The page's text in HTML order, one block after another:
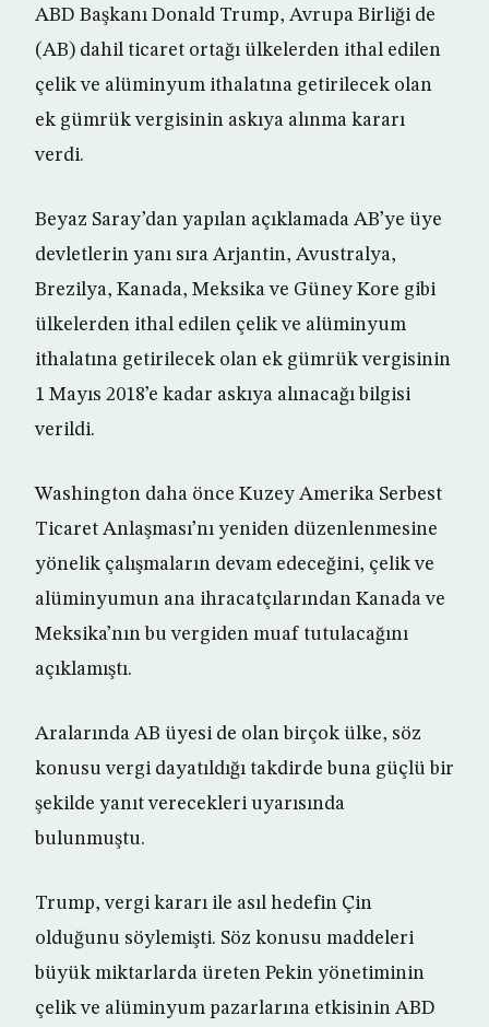
ABD Başkanı Donald Trump, Avrupa Birliği de
(AB) dahil ticaret ortağı ülkelerden ithal edilen
çelik ve alüminyum ithalatına getirilecek olan
ek gümrük vergisinin askıya alınma kararı
verdi.
Beyaz Saray’dan yapılan açıklamada AB’ye üye
devletlerin yanı sıra Arjantin, Avustralya,
Brezilya, Kanada, Meksika ve Güney Kore gibi
ülkelerden ithal edilen çelik ve alüminyum
ithalatına getirilecek olan ek gümrük vergisinin
1 Mayıs 2018’e kadar askıya alınacağı bilgisi
verildi.
Washington daha önce Kuzey Amerika Serbest
Ticaret Anlaşması’nı yeniden düzenlenmesine
yönelik çalışmaların devam edeceğini, çelik ve
alüminyumun ana ihracatçılarından Kanada ve
Meksika’nın bu vergiden muaf tutulacağını
açıklamıştı.
Aralarında AB üyesi de olan birçok ülke, söz
konusu vergi dayatıldığı takdirde buna güçlü bir
şekilde yanıt verecekleri uyarısında
bulunmuştu.
Trump, vergi kararı ile asıl hedefin Çin
olduğunu söylemişti. Söz konusu maddeleri
büyük miktarlarda üreten Pekin yönetiminin
çelik ve alüminyum pazarlarına etkisinin ABD